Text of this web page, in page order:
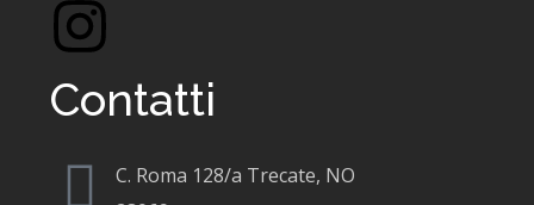
Contatti
C. Roma 128/a Trecate, NO